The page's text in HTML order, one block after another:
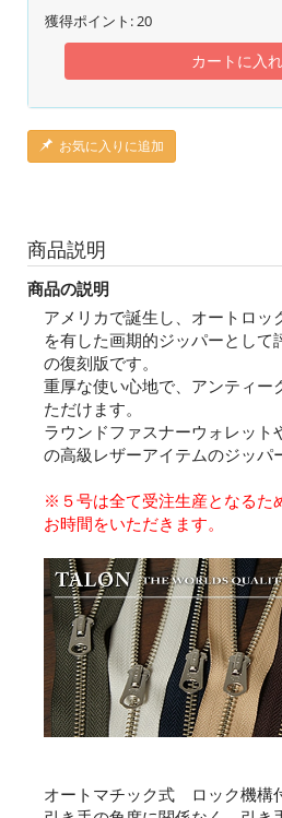
獲得ポイント: 20
カートに入
お気に入りに追加
商品説明
商品の説明
アメリカで誕生し、オートロッ
を有した画期的ジッパーとして
の復刻版です。
重厚な使い心地で、アンティー
ただけます。
ラウンドファスナーウォレット
の高級レザーアイテムのジッパ
※５号は全て受注生産となるた
お時間をいただきます。
オートマチック式 ロック機構